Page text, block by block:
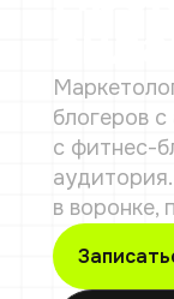
блогеров
с фитнес-
в воронке,